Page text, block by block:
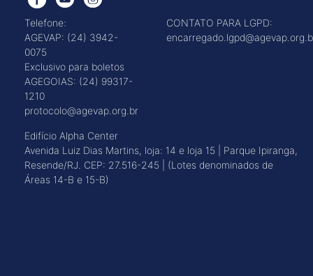
Telefone:
AGEVAP: (24) 3942-
0075
Exclusivo para boletos
AGEGOIAS: (24) 99317-
1210
protocolo@agevap.org.br
CONTATO PARA LGPD:
Edifício Alpha Center
Avenida Luiz Dias Martins, loja: 14 e loja 15 | Parque Ipiranga,
Resende/RJ. CEP: 27.516-245 | (Lotes denominados de
Áreas 14-B e 15-B)